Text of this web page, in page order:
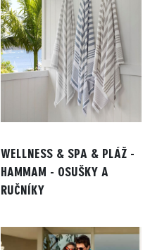
WELLNESS & SPA & PLÁŽ -
HAMMAM - OSUŠKY A
RUČNÍKY